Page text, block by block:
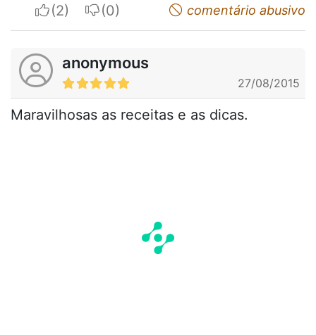
I apreciateI do not appreciatecomentário abusivo
anonymous
27/08/2015
Maravilhosas as receitas e as dicas.